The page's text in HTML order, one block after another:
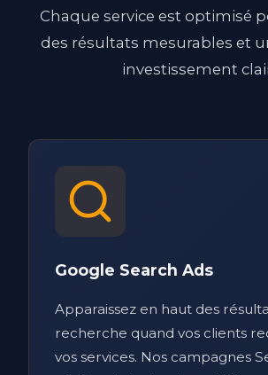
Chaque service est optimisé
des résultats mesurables et
investissement
Google Search Ads
Apparaissez en haut des
recherche quand vos clients
vos services. Nos campagnes